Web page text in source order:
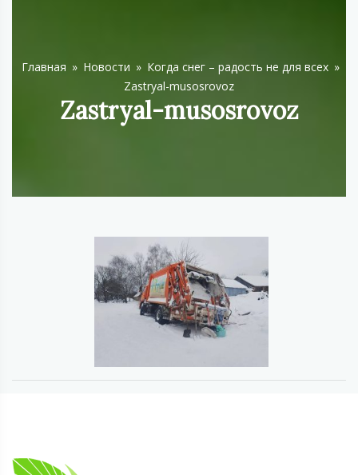
Главная » Новости » Когда снег – радость не для всех »
Zastryal-musosrovoz
Zastryal-musosrovoz